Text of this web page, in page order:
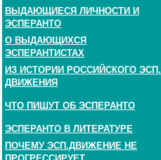
ВЫДАЮЩИЕСЯ ЛИЧНОСТИ И
ЭСПЕРАНТО
О ВЫДАЮЩИХСЯ
ЭСПЕРАНТИСТАХ
ИЗ ИСТОРИИ РОССИЙСКОГО ЭСП.
ДВИЖЕНИЯ
ЧТО ПИШУТ ОБ ЭСПЕРАНТО
ЭСПЕРАНТО В ЛИТЕРАТУРЕ
ПОЧЕМУ ЭСП.ДВИЖЕНИЕ НЕ